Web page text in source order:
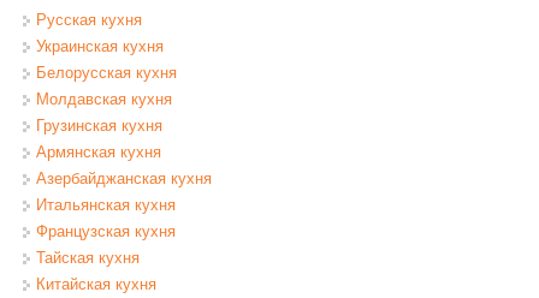
Русская кухня
Украинская кухня
Белорусская кухня
Молдавская кухня
Грузинская кухня
Армянская кухня
Азербайджанская кухня
Итальянская кухня
Французская кухня
Тайская кухня
Китайская кухня